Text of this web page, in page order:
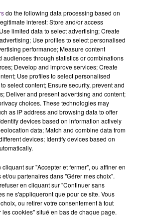
DE REIMS FERME
du centre-ville
JouéClub est contraint de
21h04
21h04
JUSTIN TIMBERLAKE
What Goes Around...
Comes Around
do the following data processing based on
interest: Store and/or access
limited data to select advertising; Create
Use profiles to select personalised
performance; Measure content
audiences through statistics or combinations
Develop and improve services; Create
Use profiles to select personalised
select content; Ensure security, prevent and
Deliver and present advertising and content;
choices. These technologies may
as IP address and browsing data to offer
devices based on information actively
data; Match and combine data from
devices; Identify devices based on
sur "Accepter et fermer", ou affiner en
ou partenaires dans "Gérer mes choix".
en cliquant sur "Continuer sans
ne s'appliqueront que pour ce site. Vous
ou retirer votre consentement à tout
cookies" situé en bas de chaque page.